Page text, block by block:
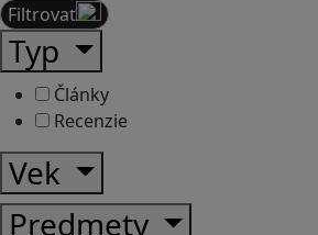
Filtrovať
Typ
Články
Recenzie
Vek
Predmety